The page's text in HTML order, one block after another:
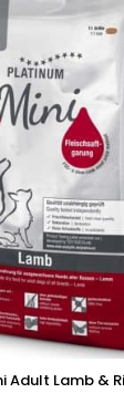
SKÅLAR
&
KATT
Adult Lamb &